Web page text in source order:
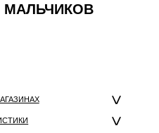
МАЛЬЧИКОВ